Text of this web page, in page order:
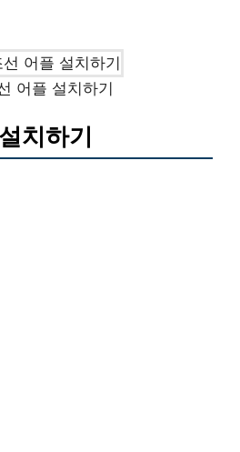
어플 설치하기
치하기